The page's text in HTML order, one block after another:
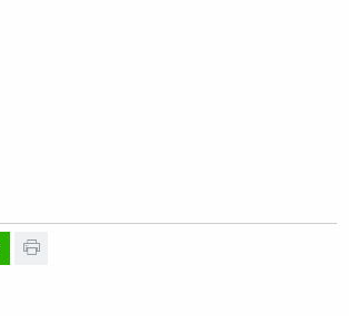
por Twitter
por Linkedin
Compartir por whatsapp
Imprimir